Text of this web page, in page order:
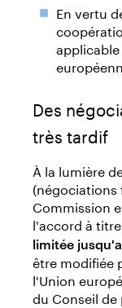
En vertu
Des
très tardif
À la lumière
(négociations
Commission
l'accord à
limitée
être modifiée
l'Union
du Conseil de